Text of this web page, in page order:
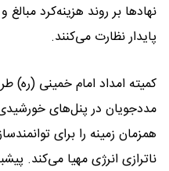
نهادها بر روند هزینه‌کرد
پایدار نظارت می‌کنند.
کمیته امداد امام خمینی (ره)
مددجویان در پنل‌های
همزمان زمینه را برای
ناترازی انرژی مهیا می‌کند.